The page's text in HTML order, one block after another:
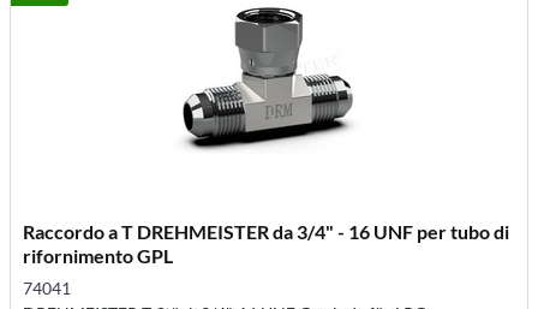
Raccordo a T DREHMEISTER da 3/4" - 16 UNF per tubo di
rifornimento GPL
74041